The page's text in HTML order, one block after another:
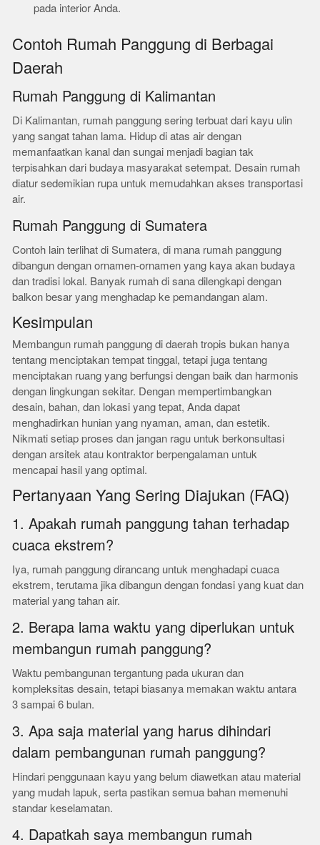
pada interior Anda.
Contoh Rumah Panggung di Berbagai
Daerah
Rumah Panggung di Kalimantan
Di Kalimantan, rumah panggung sering terbuat dari kayu ulin
yang sangat tahan lama. Hidup di atas air dengan
memanfaatkan kanal dan sungai menjadi bagian tak
terpisahkan dari budaya masyarakat setempat. Desain rumah
diatur sedemikian rupa untuk memudahkan akses transportasi
air.
Rumah Panggung di Sumatera
Contoh lain terlihat di Sumatera, di mana rumah panggung
dibangun dengan ornamen-ornamen yang kaya akan budaya
dan tradisi lokal. Banyak rumah di sana dilengkapi dengan
balkon besar yang menghadap ke pemandangan alam.
Kesimpulan
Membangun rumah panggung di daerah tropis bukan hanya
tentang menciptakan tempat tinggal, tetapi juga tentang
menciptakan ruang yang berfungsi dengan baik dan harmonis
dengan lingkungan sekitar. Dengan mempertimbangkan
desain, bahan, dan lokasi yang tepat, Anda dapat
menghadirkan hunian yang nyaman, aman, dan estetik.
Nikmati setiap proses dan jangan ragu untuk berkonsultasi
dengan arsitek atau kontraktor berpengalaman untuk
mencapai hasil yang optimal.
Pertanyaan Yang Sering Diajukan (FAQ)
1. Apakah rumah panggung tahan terhadap
cuaca ekstrem?
Iya, rumah panggung dirancang untuk menghadapi cuaca
ekstrem, terutama jika dibangun dengan fondasi yang kuat dan
material yang tahan air.
2. Berapa lama waktu yang diperlukan untuk
membangun rumah panggung?
Waktu pembangunan tergantung pada ukuran dan
kompleksitas desain, tetapi biasanya memakan waktu antara
3 sampai 6 bulan.
3. Apa saja material yang harus dihindari
dalam pembangunan rumah panggung?
Hindari penggunaan kayu yang belum diawetkan atau material
yang mudah lapuk, serta pastikan semua bahan memenuhi
standar keselamatan.
4. Dapatkah saya membangun rumah